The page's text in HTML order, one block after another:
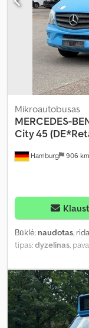
Hamburg 906 km
Mikroautobusas
MERCEDES-
City 45
Būklė: naudotas,
tipas:dyzelinas ,
retarderis, sėdimų
ABS, autonominis
(ESP), oro